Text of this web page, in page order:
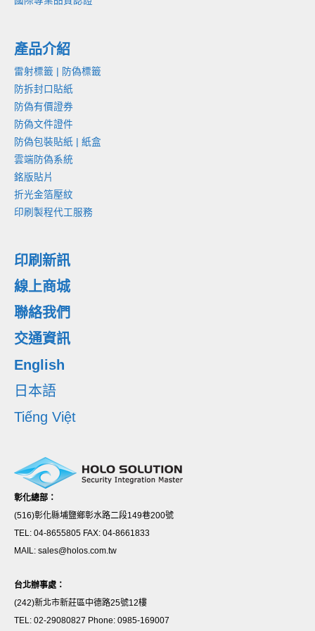
產品介紹
雷射標籤 | 防偽標籤
防拆封口貼紙
防偽有價證券
防偽文件證件
防偽包裝貼紙 | 紙盒
雲端防偽系統
銘版貼片
折光金箔壓紋
印刷製程代工服務
印刷新訊
線上商城
聯絡我們
交通資訊
English
日本語
Tiếng Việt
彰化總部：
(516)彰化縣埔鹽鄉彰水路二段149巷200號
TEL: 04-8655805 FAX: 04-8661833
MAIL: sales@holos.com.tw
台北辦事處：
(242)新北市新莊區中德路25號12樓
TEL: 02-29080827 Phone: 0985-169007